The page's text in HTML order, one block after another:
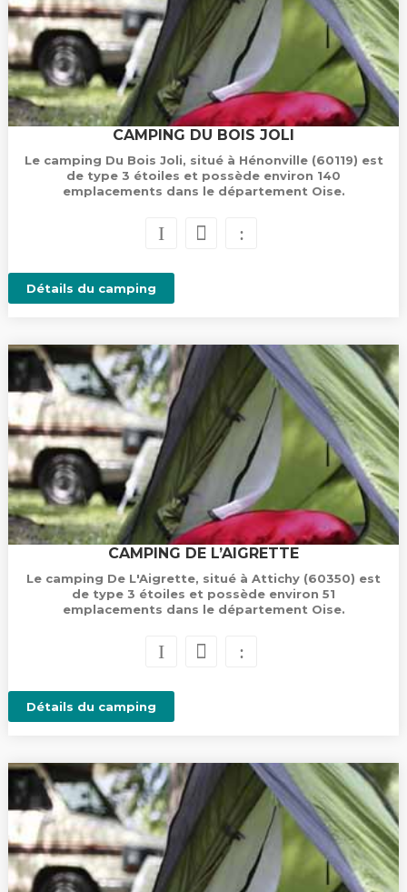
CAMPING DU BOIS JOLI
Le camping Du Bois Joli, situé à Hénonville (60119) est
de type 3 étoiles et possède environ 140
emplacements dans le département Oise.
Détails du camping
CAMPING DE L’AIGRETTE
Le camping De L'Aigrette, situé à Attichy (60350) est
de type 3 étoiles et possède environ 51
emplacements dans le département Oise.
Détails du camping